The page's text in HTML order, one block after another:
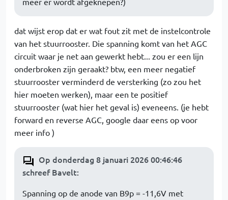
dat wijst erop dat er wat fout zit met de instelcontrole
van het stuurrooster. Die spanning komt van het AGC
circuit waar je net aan gewerkt hebt... zou er een lijn
onderbroken zijn geraakt? btw, een meer negatief
stuurrooster verminderd de versterking (zo zou het
hier moeten werken), maar een te positief
stuurrooster (wat hier het geval is) eveneens. (je hebt
forward en reverse AGC, google daar eens op voor
meer info )
Op donderdag 8 januari 2026 00:46:46
schreef Bavelt:
Spanning op de anode van B9p = -11,6V met